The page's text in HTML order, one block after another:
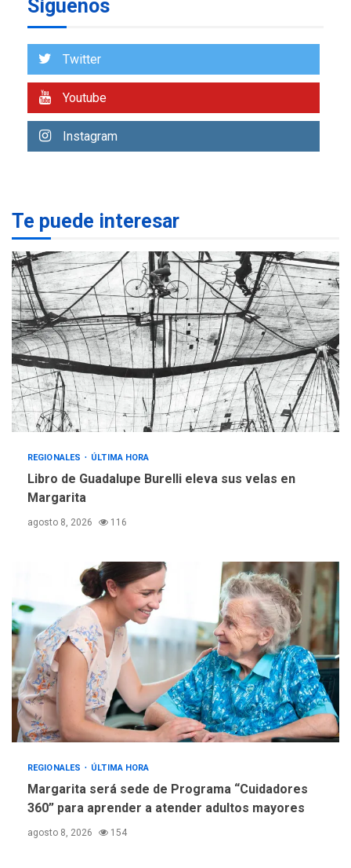
7
2
Margarita será sede de
para aprender a atender
adultos mayores
3
REGIONALES ÚLTIMA HORA
Mariño fortalece capacidad
operativa con flota
vehicular de 60 unidades
adquiridas en un año de
gestión
4
REGIONALES ÚLTIMA HORA
«Juan Bautista Arismendi» a
la altura de Macho Muerto
trabajan en diplomado para
creación y manejo de
estadísticas de turismo
Síguenos
Twitter
Youtube
Instagram
Te puede interesar
REGIONALES ÚLTIMA HORA
Libro de Guadalupe Burelli eleva sus velas en
Margarita
agosto 8, 2026 116
REGIONALES ÚLTIMA HORA
Margarita será sede de Programa “Cuidadores
360” para aprender a atender adultos mayores
agosto 8, 2026 154